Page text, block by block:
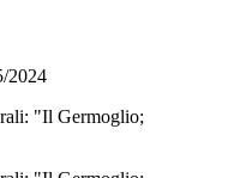
2024
"Il Germoglio;